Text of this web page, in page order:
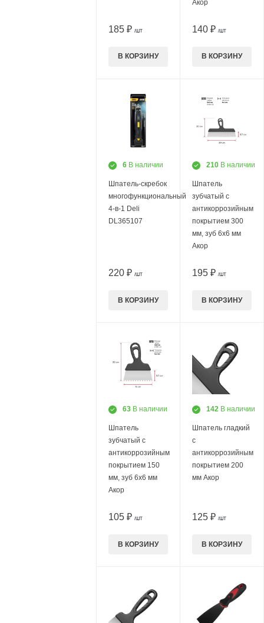
185 ₽ /ШТ
В КОРЗИНУ
Акор
140 ₽ /ШТ
В КОРЗИНУ
6 В наличии
Шпатель-скребок
многофункциональный
4-в-1 Deli
DL365107
220 ₽ /ШТ
В КОРЗИНУ
210 В наличии
Шпатель
зубчатый с
антикоррозийным
покрытием 300
мм, зуб 6х6 мм
Акор
195 ₽ /ШТ
В КОРЗИНУ
63 В наличии
Шпатель
зубчатый с
антикоррозийным
покрытием 150
мм, зуб 6х6 мм
Акор
105 ₽ /ШТ
В КОРЗИНУ
142 В наличии
Шпатель гладкий
с
антикоррозийным
покрытием 200
мм Акор
125 ₽ /ШТ
В КОРЗИНУ